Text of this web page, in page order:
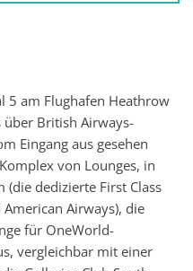
5 am Flughafen Heathrow
British Airways-
Eingang aus gesehen
von Lounges, in
(die dedizierte First Class
Airways), die
für OneWorld-
vergleichbar mit einer